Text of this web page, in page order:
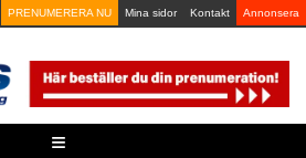
PRENUMERERA NU Mina sidor Kontakt Annonsera
≡